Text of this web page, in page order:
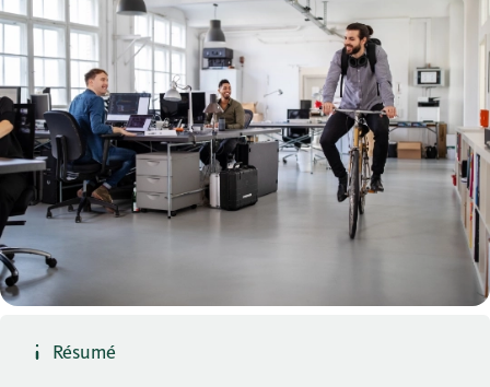
Résumé